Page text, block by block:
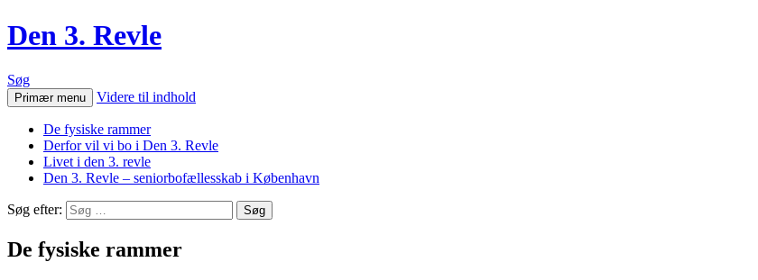
Den 3. Revle
Søg
Primær menu Videre til indhold
De fysiske rammer
Derfor vil vi bo i Den 3. Revle
Livet i den 3. revle
Den 3. Revle – seniorbofællesskab i København
Søg efter:
De fysiske rammer